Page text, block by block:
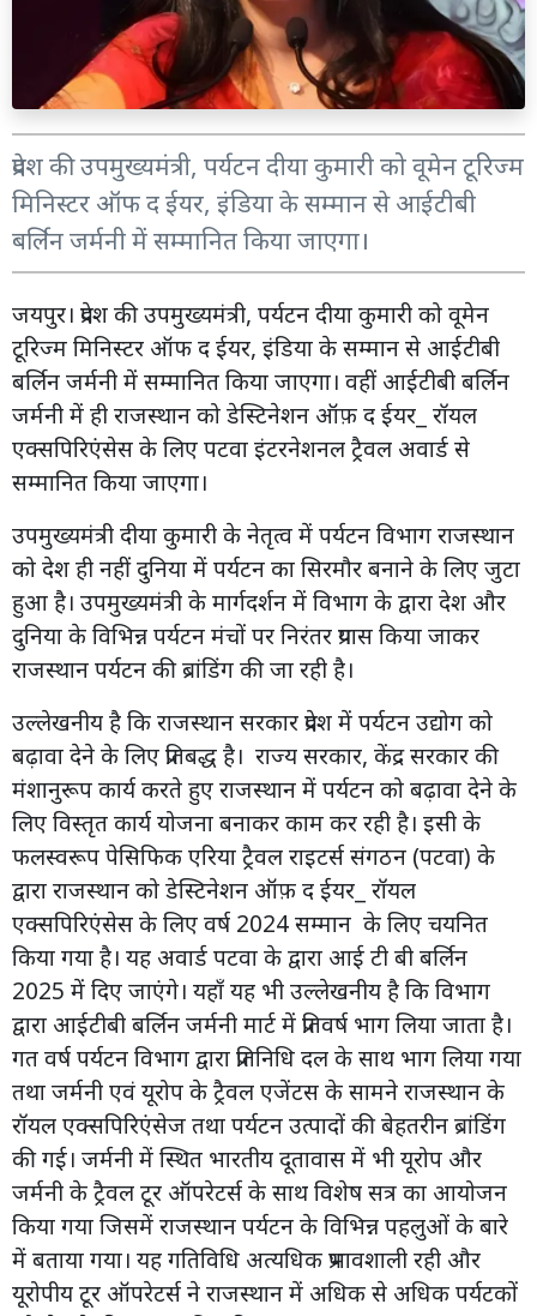
प्रदेश की उपमुख्यमंत्री, पर्यटन दीया कुमारी को वूमेन टूरिज्म
मिनिस्टर ऑफ द ईयर, इंडिया के सम्मान से आईटीबी
बर्लिन जर्मनी में सम्मानित किया जाएगा।
जयपुर। प्रदेश की उपमुख्यमंत्री, पर्यटन दीया कुमारी को वूमेन
टूरिज्म मिनिस्टर ऑफ द ईयर, इंडिया के सम्मान से आईटीबी
बर्लिन जर्मनी में सम्मानित किया जाएगा। वहीं आईटीबी बर्लिन
जर्मनी में ही राजस्थान को डेस्टिनेशन ऑफ़ द ईयर_ रॉयल
एक्सपिरिएंसेस के लिए पटवा इंटरनेशनल ट्रैवल अवार्ड से
सम्मानित किया जाएगा।
उपमुख्यमंत्री दीया कुमारी के नेतृत्व में पर्यटन विभाग राजस्थान
को देश ही नहीं दुनिया में पर्यटन का सिरमौर बनाने के लिए जुटा
हुआ है। उपमुख्यमंत्री के मार्गदर्शन में विभाग के द्वारा देश और
दुनिया के विभिन्न पर्यटन मंचों पर निरंतर प्रयास किया जाकर
राजस्थान पर्यटन की ब्रांडिंग की जा रही है।
उल्लेखनीय है कि राजस्थान सरकार प्रदेश में पर्यटन उद्योग को
बढ़ावा देने के लिए प्रतिबद्ध है। राज्य सरकार, केंद्र सरकार की
मंशानुरूप कार्य करते हुए राजस्थान में पर्यटन को बढ़ावा देने के
लिए विस्तृत कार्य योजना बनाकर काम कर रही है। इसी के
फलस्वरूप पेसिफिक एरिया ट्रैवल राइटर्स संगठन (पटवा) के
द्वारा राजस्थान को डेस्टिनेशन ऑफ़ द ईयर_ रॉयल
एक्सपिरिएंसेस के लिए वर्ष 2024 सम्मान के लिए चयनित
किया गया है। यह अवार्ड पटवा के द्वारा आई टी बी बर्लिन
2025 में दिए जाएंगे। यहाँ यह भी उल्लेखनीय है कि विभाग
द्वारा आईटीबी बर्लिन जर्मनी मार्ट में प्रतिवर्ष भाग लिया जाता है।
गत वर्ष पर्यटन विभाग द्वारा प्रतिनिधि दल के साथ भाग लिया गया
तथा जर्मनी एवं यूरोप के ट्रैवल एजेंटस के सामने राजस्थान के
रॉयल एक्सपिरिएंसेज तथा पर्यटन उत्पादों की बेहतरीन ब्रांडिंग
की गई। जर्मनी में स्थित भारतीय दूतावास में भी यूरोप और
जर्मनी के ट्रैवल टूर ऑपरेटर्स के साथ विशेष सत्र का आयोजन
किया गया जिसमें राजस्थान पर्यटन के विभिन्न पहलुओं के बारे
में बताया गया। यह गतिविधि अत्यधिक प्रभावशाली रही और
यूरोपीय टूर ऑपरेटर्स ने राजस्थान में अधिक से अधिक पर्यटकों